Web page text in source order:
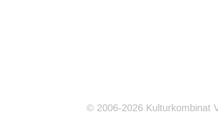
© 2006-2026